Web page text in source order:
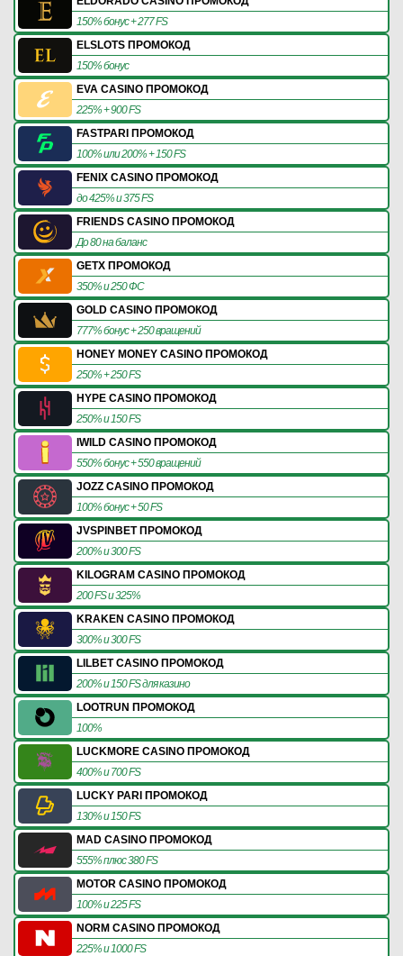
150% бонус + 277 FS
ELSLOTS ПРОМОКОД
150% бонус
EVA CASINO ПРОМОКОД
225% + 900 FS
FASTPARI ПРОМОКОД
100% или 200% + 150 FS
FENIX CASINO ПРОМОКОД
до 425% и 375 FS
FRIENDS CASINO ПРОМОКОД
До 80 на баланс
GETX ПРОМОКОД
350% и 250 ФС
GOLD CASINO ПРОМОКОД
777% бонус + 250 вращений
HONEY MONEY CASINO ПРОМОКОД
250% + 250 FS
HYPE CASINO ПРОМОКОД
250% и 150 FS
IWILD CASINO ПРОМОКОД
550% бонус + 550 вращений
JOZZ CASINO ПРОМОКОД
100% бонус + 50 FS
JVSPINBET ПРОМОКОД
200% и 300 FS
KILOGRAM CASINO ПРОМОКОД
200 FS и 325%
KRAKEN CASINO ПРОМОКОД
300% и 300 FS
LILBET CASINO ПРОМОКОД
200% и 150 FS для казино
LOOTRUN ПРОМОКОД
100%
LUCKMORE CASINO ПРОМОКОД
400% и 700 FS
LUCKY PARI ПРОМОКОД
130% и 150 FS
MAD CASINO ПРОМОКОД
555% плюс 380 FS
MOTOR CASINO ПРОМОКОД
100% и 225 FS
NORM CASINO ПРОМОКОД
225% и 1000 FS